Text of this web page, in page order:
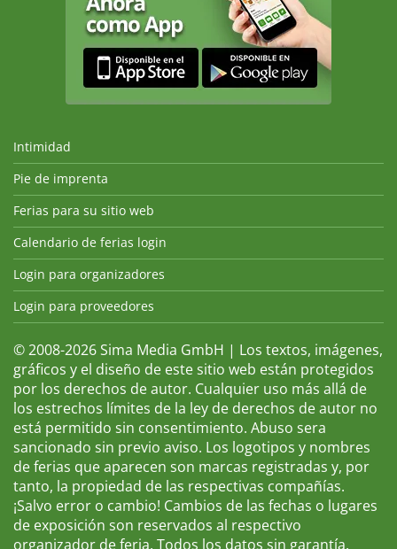
Intimidad
Pie de imprenta
Ferias para su sitio web
Calendario de ferias login
Login para organizadores
Login para proveedores
© 2008-2026 Sima Media GmbH | Los textos, imágenes,
gráficos y el diseño de este sitio web están protegidos
por los derechos de autor. Cualquier uso más allá de
los estrechos límites de la ley de derechos de autor no
está permitido sin consentimiento. Abuso sera
sancionado sin previo aviso. Los logotipos y nombres
de ferias que aparecen son marcas registradas y, por
tanto, la propiedad de las respectivas compañías.
¡Salvo error o cambio! Cambios de las fechas o lugares
de exposición son reservados al respectivo
organizador de feria. Todos los datos sin garantía.